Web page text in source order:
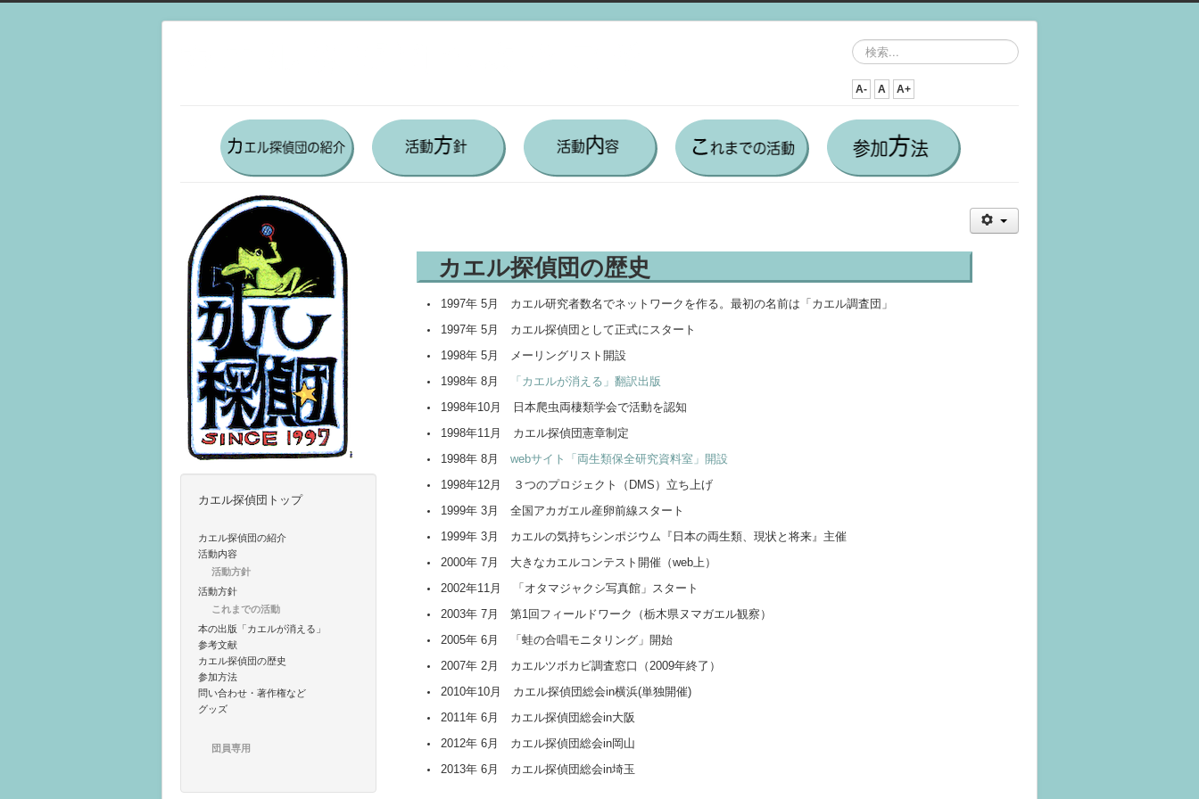
検
索...
A- A A+
カエル探偵団トップ
カエル探偵団の紹介
活動内容
活動方針
活動方針
これまでの活動
本の出版「カエルが消える」
参考文献
カエル探偵団の歴史
参加方法
問い合わせ・著作権など
グッズ
団員専用
カエル探偵団の歴史
1997年 5月 カエル研究者数名でネットワークを作る。最初の名前は「カエル調査団」
1997年 5月 カエル探偵団として正式にスタート
1998年 5月 メーリングリスト開設
1998年 8月
「カエルが消える」翻訳出版
1998年10月 日本爬虫両棲類学会で活動を認知
1998年11月 カエル探偵団憲章制定
1998年 8月 webサイト「両生類保全研究資料室」開設
1998年12月 ３つのプロジェクト（DMS）立ち上げ
1999年 3月 全国アカガエル産卵前線スタート
1999年 3月 カエルの気持ちシンポジウム『日本の両生類、現状と将来』主催
2000年 7月 大きなカエルコンテスト開催（web上）
2002年11月 「オタマジャクシ写真館」スタート
2003年 7月 第1回フィールドワーク（栃木県ヌマガエル観察）
2005年 6月 「蛙の合唱モニタリング」開始
2007年 2月 カエルツボカビ調査窓口（2009年終了）
2010年10月 カエル探偵団総会in横浜(単独開催)
2011年 6月 カエル探偵団総会in大阪
2012年 6月 カエル探偵団総会in岡山
2013年 6月 カエル探偵団総会in埼玉